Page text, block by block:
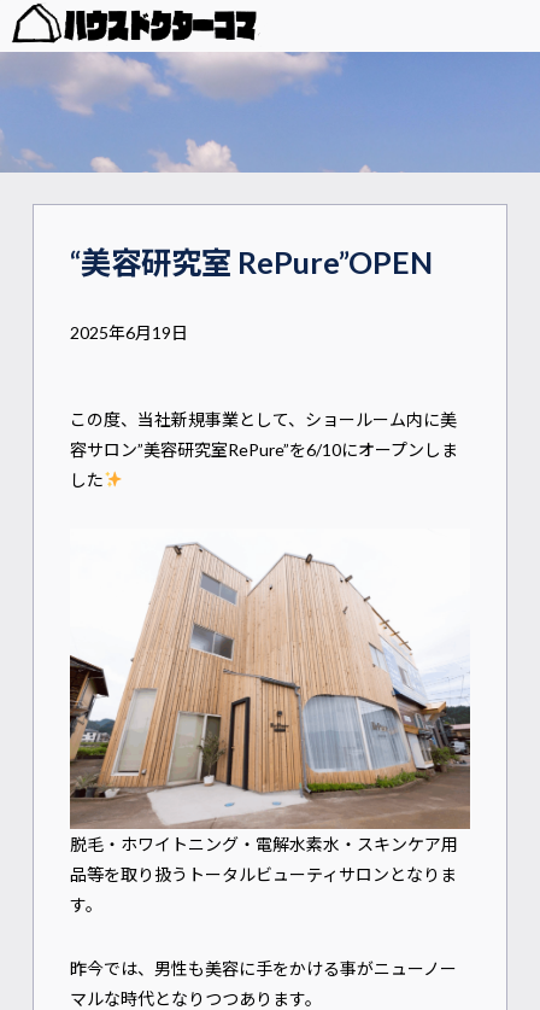
“美容研究室 RePure”OPEN
2025年6月19日
この度、当社新規事業として、ショールーム内に美
容サロン”美容研究室RePure”を6/10にオープンしま
した
脱毛・ホワイトニング・電解水素水・スキンケア用
品等を取り扱うトータルビューティサロンとなりま
す。
昨今では、男性も美容に手をかける事がニューノー
マルな時代となりつつあります。